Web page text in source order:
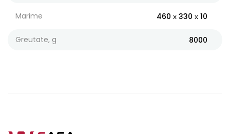
Marime 460 х 330 х 10
Greutate, g 8000